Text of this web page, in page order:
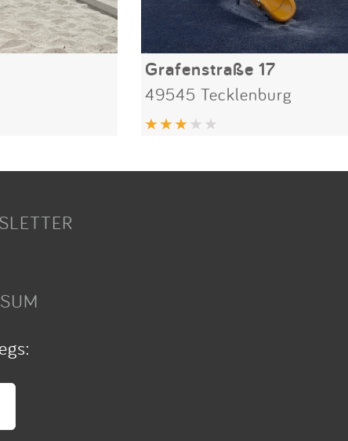
Grafenstraße 17
49545 Tecklenburg